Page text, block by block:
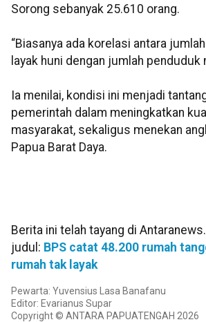
Sorong sebanyak 25.610 orang.
“Biasanya ada korelasi antara
layak huni dengan jumlah penduduk
Ia menilai, kondisi ini menjadi
pemerintah dalam meningkatkan
masyarakat, sekaligus menekan
Papua Barat Daya.
Berita ini telah tayang di
judul: BPS catat 48.200 rumah
rumah tak layak
Pewarta: Yuvensius Lasa Banafanu
Editor: Evarianus Supar
Copyright © ANTARA PAPUATENGAH 2026